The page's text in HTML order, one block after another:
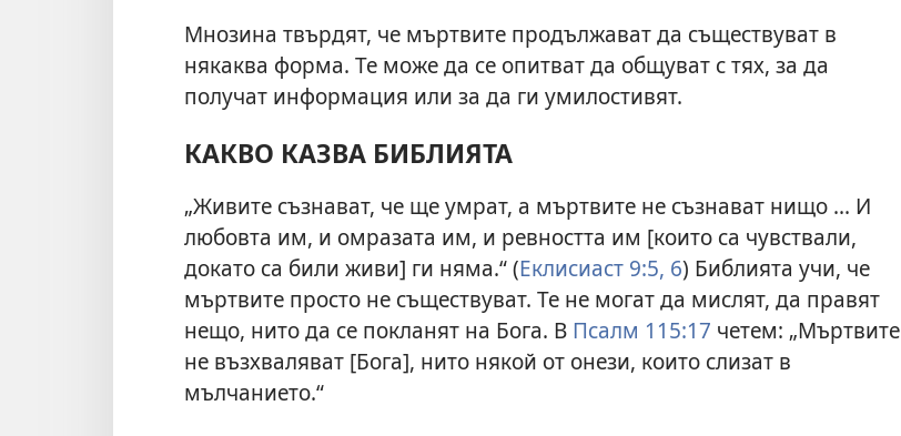
Мнозина твърдят, че мъртвите продължават да съществуват в
някаква форма. Те може да се опитват да общуват с тях, за да
получат информация или за да ги умилостивят.
КАКВО КАЗВА БИБЛИЯТА
„Живите съзнават, че ще умрат, а мъртвите не съзнават нищо ... И
любовта им, и омразата им, и ревността им [които са чувствали,
докато са били живи] ги няма.“ (Еклисиаст 9:5, 6) Библията учи, че
мъртвите просто не съществуват. Те не могат да мислят, да правят
нещо, нито да се покланят на Бога. В Псалм 115:17 четем: „Мъртвите
не възхваляват [Бога], нито някой от онези, които слизат в
мълчанието.“